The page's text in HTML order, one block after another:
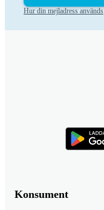
Hur din mejladress används
Konsument